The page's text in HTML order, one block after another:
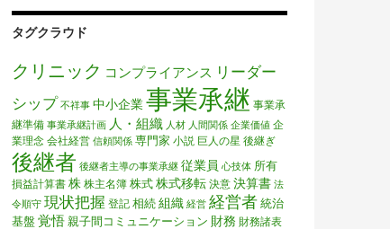
タグクラウド
クリニック コンプライアンス リーダー
シップ 不祥事 中小企業事業承継 事業承
継準備 事業承継計画 人・組織 人材 人間関係 企業価値 企
業理念 会社経営 信頼関係 専門家 小説 巨人の星 後継ぎ
後継者 後継者主導の事業承継 従業員 心技体 所有
損益計算書 株 株主名簿 株式株式移転 決意 決算書 法
令順守 現状把握 登記 相続組織 経営 経営者統治
基盤覚悟親子間コミュニケーション 財務 財務諸表